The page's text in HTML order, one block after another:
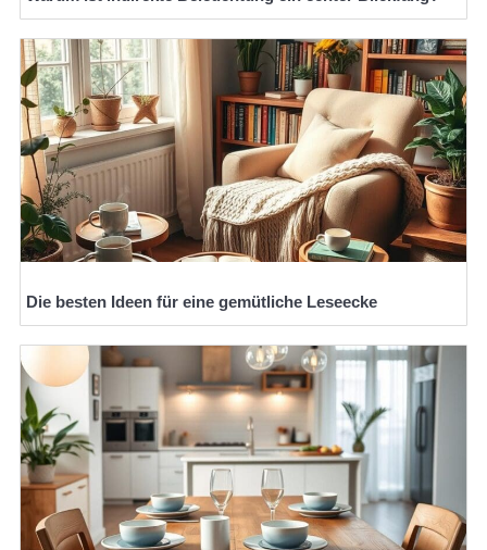
Die besten Ideen für eine gemütliche Leseecke